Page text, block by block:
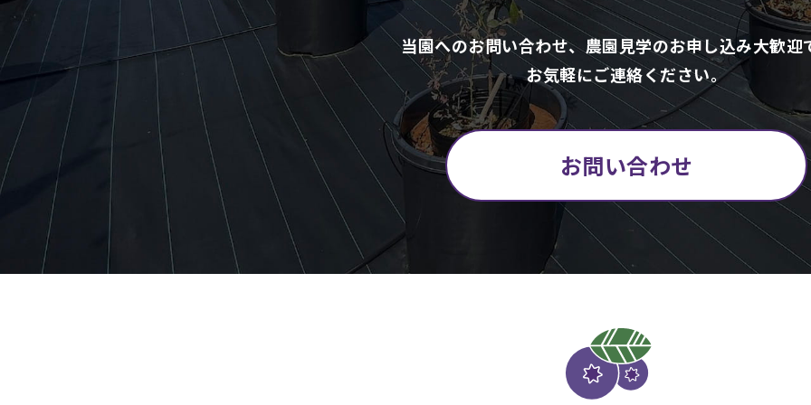
当園へのお問い合わせ、農園見学のお申し込み大歓迎
お気軽にご連絡ください。
お問い合わせ